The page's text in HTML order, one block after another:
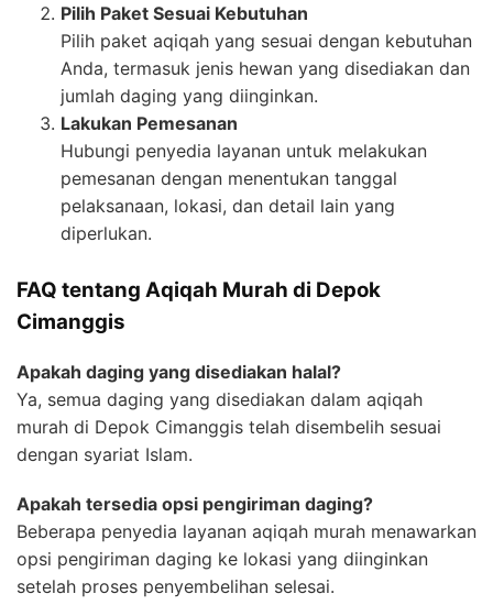
Pilih Paket Sesuai Kebutuhan
Pilih paket aqiqah yang sesuai dengan kebutuhan
Anda, termasuk jenis hewan yang disediakan dan
jumlah daging yang diinginkan.
Lakukan Pemesanan
Hubungi penyedia layanan untuk melakukan
pemesanan dengan menentukan tanggal
pelaksanaan, lokasi, dan detail lain yang
diperlukan.
FAQ tentang Aqiqah Murah di Depok
Cimanggis
Apakah daging yang disediakan halal?
Ya, semua daging yang disediakan dalam aqiqah
murah di Depok Cimanggis telah disembelih sesuai
dengan syariat Islam.
Apakah tersedia opsi pengiriman daging?
Beberapa penyedia layanan aqiqah murah menawarkan
opsi pengiriman daging ke lokasi yang diinginkan
setelah proses penyembelihan selesai.